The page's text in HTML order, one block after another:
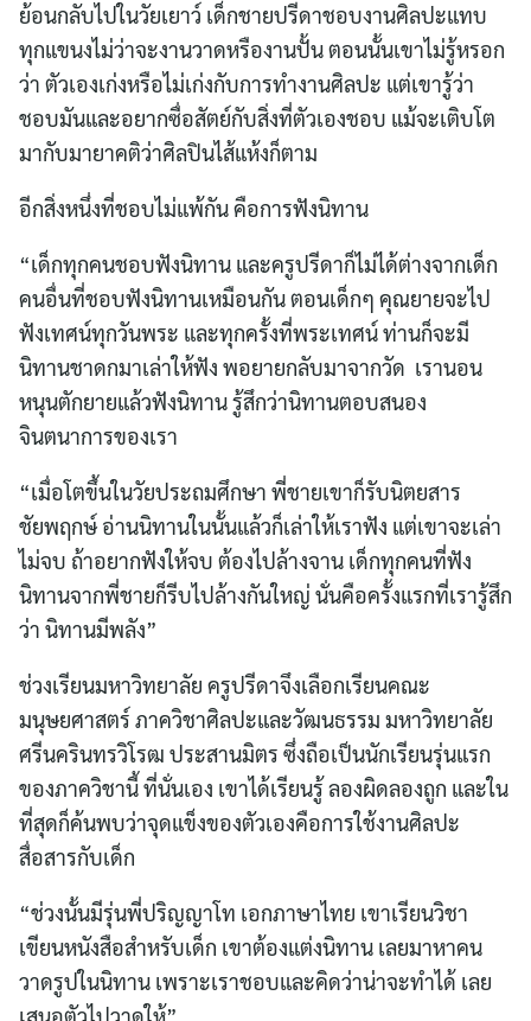
ย้อนกลับไปในวัยเยาว์ เด็กชายปรีดาชอบงานศิลปะแทบ
ทุกแขนงไม่ว่าจะงานวาดหรืองานปั้น ตอนนั้นเขาไม่รู้หรอก
ว่า ตัวเองเก่งหรือไม่เก่งกับการทำงานศิลปะ แต่เขารู้ว่า
ชอบมันและอยากซื่อสัตย์กับสิ่งที่ตัวเองชอบ แม้จะเติบโต
มากับมายาคติว่าศิลปินไส้แห้งก็ตาม
อีกสิ่งหนึ่งที่ชอบไม่แพ้กัน คือการฟังนิทาน
“เด็กทุกคนชอบฟังนิทาน และครูปรีดาก็ไม่ได้ต่างจากเด็ก
คนอื่นที่ชอบฟังนิทานเหมือนกัน ตอนเด็กๆ คุณยายจะไป
ฟังเทศน์ทุกวันพระ และทุกครั้งที่พระเทศน์ ท่านก็จะมี
นิทานชาดกมาเล่าให้ฟัง พอยายกลับมาจากวัด เรานอน
หนุนตักยายแล้วฟังนิทาน รู้สึกว่านิทานตอบสนอง
จินตนาการของเรา
“เมื่อโตขึ้นในวัยประถมศึกษา พี่ชายเขาก็รับนิตยสาร
ชัยพฤกษ์ อ่านนิทานในนั้นแล้วก็เล่าให้เราฟัง แต่เขาจะเล่า
ไม่จบ ถ้าอยากฟังให้จบ ต้องไปล้างจาน เด็กทุกคนที่ฟัง
นิทานจากพี่ชายก็รีบไปล้างกันใหญ่ นั่นคือครั้งแรกที่เรารู้สึก
ว่า นิทานมีพลัง”
ช่วงเรียนมหาวิทยาลัย ครูปรีดาจึงเลือกเรียนคณะ
มนุษยศาสตร์ ภาควิชาศิลปะและวัฒนธรรม มหาวิทยาลัย
ศรีนครินทรวิโรฒ ประสานมิตร ซึ่งถือเป็นนักเรียนรุ่นแรก
ของภาควิชานี้ ที่นั่นเอง เขาได้เรียนรู้ ลองผิดลองถูก และใน
ที่สุดก็ค้นพบว่าจุดแข็งของตัวเองคือการใช้งานศิลปะ
สื่อสารกับเด็ก
“ช่วงนั้นมีรุ่นพี่ปริญญาโท เอกภาษาไทย เขาเรียนวิชา
เขียนหนังสือสำหรับเด็ก เขาต้องแต่งนิทาน เลยมาหาคน
วาดรูปในนิทาน เพราะเราชอบและคิดว่าน่าจะทำได้ เลย